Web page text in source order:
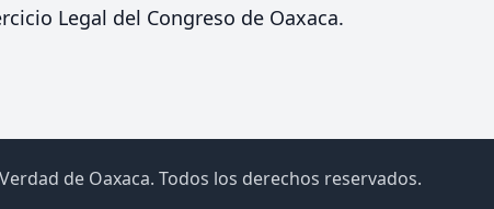
Legal del Congreso de Oaxaca.
de Oaxaca. Todos los derechos reservados.